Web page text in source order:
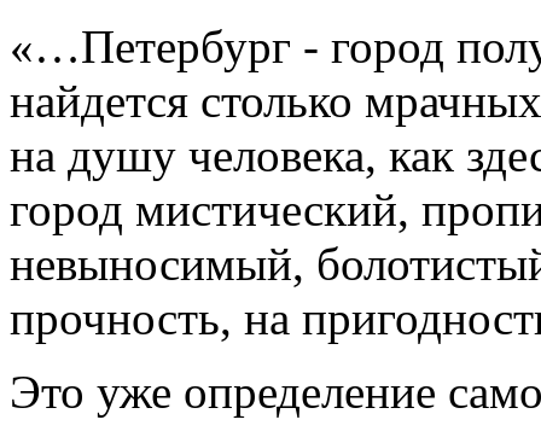
«…Петербург - город
найдется столько
на душу человека, как
город мистический,
невыносимый,
прочность, на
Это уже определение